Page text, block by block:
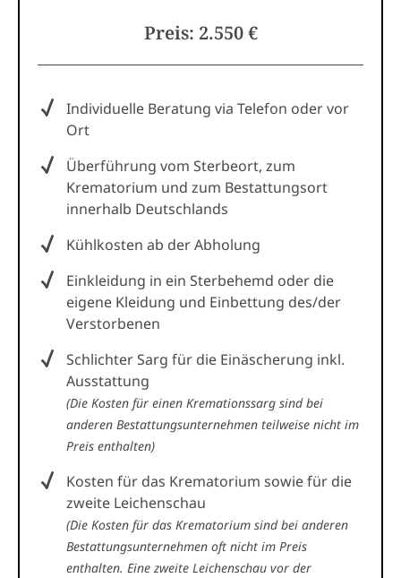
Preis: 2.550 €
Individuelle Beratung via Telefon oder vor
Ort
Überführung vom Sterbeort, zum
Krematorium und zum Bestattungsort
innerhalb Deutschlands
Kühlkosten ab der Abholung
Einkleidung in ein Sterbehemd oder die
eigene Kleidung und Einbettung des/der
Verstorbenen
Schlichter Sarg für die Einäscherung inkl.
Ausstattung
(Die Kosten für einen Kremationssarg sind bei
anderen Bestattungsunternehmen teilweise nicht im
Preis enthalten)
Kosten für das Krematorium sowie für die
zweite Leichenschau
(Die Kosten für das Krematorium sind bei anderen
Bestattungsunternehmen oft nicht im Preis
enthalten. Eine zweite Leichenschau vor der